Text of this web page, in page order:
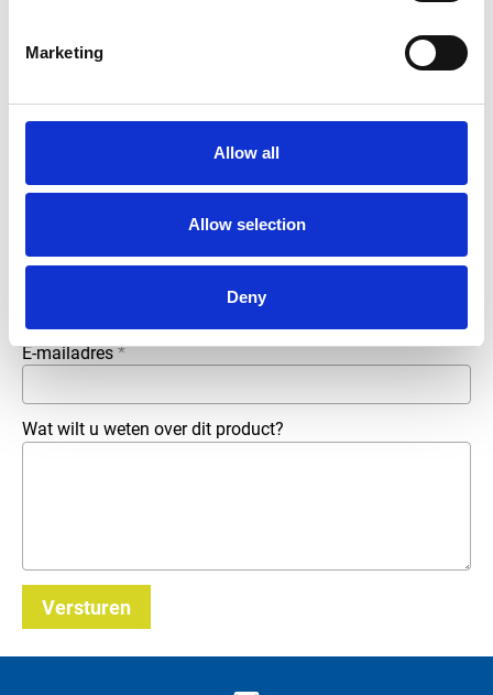
Marketing
Allow all
Allow selection
Deny
formulier aan ons sturen. Wij streven ernaar uw bericht
Voor- en achternaam *
Bedrijfsnaam *
E-mailadres *
Wat wilt u weten over dit product?
Versturen